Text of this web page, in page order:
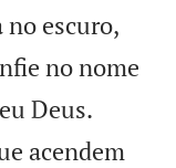
no escuro,
no nome
Deus.
acendem